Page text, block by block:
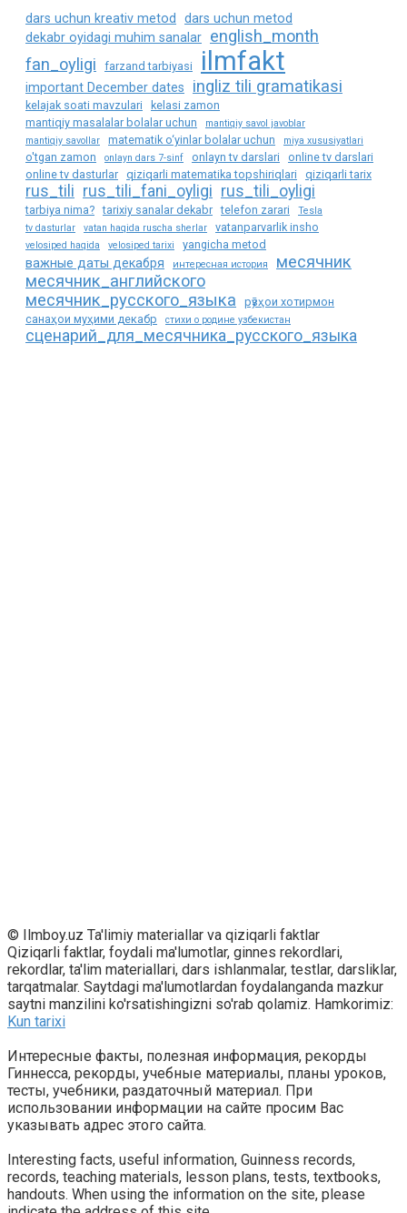
dars uchun kreativ metod
dars uchun metod
dekabr oyidagi muhim sanalar
english_month
fan_oyligi
farzand tarbiyasi ilmfakt
important December dates ingliz tili gramatikasi
kelajak soati mavzulari
kelasi zamon
mantiqiy masalalar bolalar uchun
mantiqiy savol javoblar
mantiqiy savollar
matematik o‘yinlar bolalar uchun miya xususiyatlari
o'tgan zamon onlayn dars 7-sinf onlayn tv darslari
online tv darslari
online tv dasturlar qiziqarli matematika topshiriqlari qiziqarli tarix
rus_tili rus_tili_fani_oyligi rus_tili_oyligi
tarbiya nima? tarixiy sanalar dekabr telefon zarari
Tesla
tv dasturlar
vatan haqida ruscha sherlar vatanparvarlik insho
velosiped haqida velosiped tarixi yangicha metod
важные даты декабря интересная история
месячник
месячник_английского
месячник_русского_языка
рӯзҳои хотирмон
санаҳои муҳими декабр
стихи о родине узбекистан
сценарий_для_месячника_русского_языка
© Ilmboy.uz Ta'limiy materiallar va qiziqarli faktlar
Qiziqarli faktlar, foydali ma'lumotlar, ginnes rekordlari,
rekordlar, ta'lim materiallari, dars ishlanmalar, testlar, darsliklar,
tarqatmalar. Saytdagi ma'lumotlardan foydalanganda mazkur
saytni manzilini ko'rsatishingizni so'rab qolamiz. Hamkorimiz:
Kun tarixi
Интересные факты, полезная информация, рекорды
Гиннесса, рекорды, учебные материалы, планы уроков,
тесты, учебники, раздаточный материал. При
использовании информации на сайте просим Вас
указывать адрес этого сайта.
Interesting facts, useful information, Guinness records,
records, teaching materials, lesson plans, tests, textbooks,
handouts. When using the information on the site, please